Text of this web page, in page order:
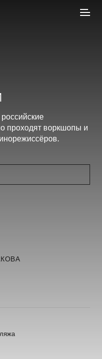
проходят воркшопы и